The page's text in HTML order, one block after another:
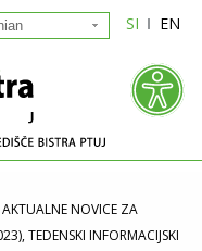
SI EN
AKTUALNE NOVICE ZA
TEDENSKI INFORMACIJSKI